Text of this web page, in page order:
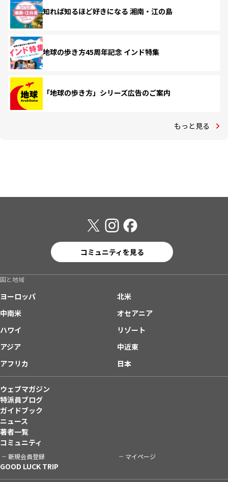
知れば知るほど好きになる 湘南・江の島
地球の歩き方45周年記念 インド特集
「地球の歩き方」シリーズ広告のご案内
もっと見る
コミュニティを見る
国と地域
ヨーロッパ
北米
中南米
オセアニア
ハワイ
リゾート
アジア
中近東
アフリカ
日本
ウェブマガジン
特派員ブログ
ガイドブック
ニュース
著者一覧
コミュニティ
新規会員登録 マイページ
GOOD LUCK TRIP